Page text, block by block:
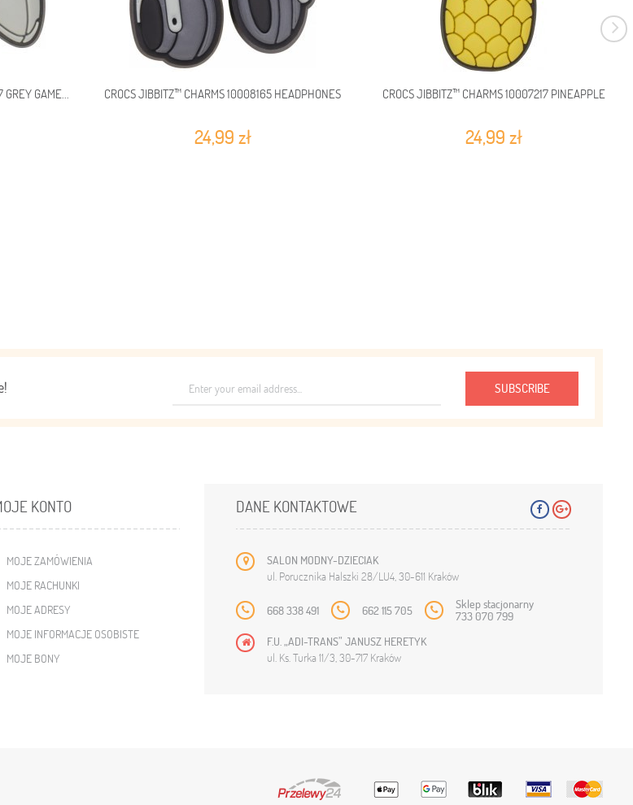
GAME... CROCS JIBBITZ™ CHARMS 10008165 HEADPHONES
24,99 zł
CROCS JIBBITZ™ CHARMS 10007217 PINEAPPLE
24,99 zł
SUBSCRIBE
KONTO
MOJE ZAMÓWIENIA
MOJE RACHUNKI
MOJE ADRESY
MOJE INFORMACJE OSOBISTE
MOJE BONY
DANE KONTAKTOWE
SALON MODNY-DZIECIAK
ul. Porucznika Halszki 28/LU4, 30-611 Kraków
668 338 491 662 115 705 Sklep stacjonarny
733 070 799
F.U. „ADI-TRANS” JANUSZ HERETYK
ul. Ks. Turka 11/3, 30-717 Kraków